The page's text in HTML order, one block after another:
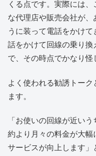
くる点です。実際には
な代理店や販売会社が
うに装って電話をかけ
話をかけて回線の乗り
で、その時点でかなり怪
よく使われる勧誘トー
ます。
「お使いの回線が近い
約より月々の料金が大
サービスが向上します